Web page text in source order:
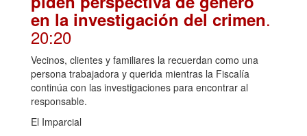
en la investigación del crimen.
20:20
Vecinos, clientes y familiares la recuerdan como una
persona trabajadora y querida mientras la Fiscalía
continúa con las investigaciones para encontrar al
responsable.
El Imparcial